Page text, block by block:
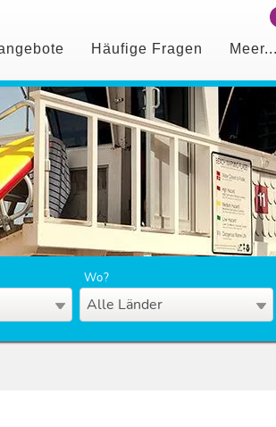
Häufige Fragen
Wo?
Alle Länder